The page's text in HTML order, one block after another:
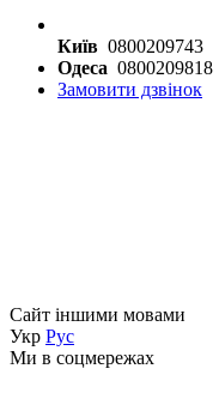
Київ 0800209743
Одеса 0800209818
Замовити дзвінок
Сайт іншими мовами
Укр Рус
Ми в соцмережах